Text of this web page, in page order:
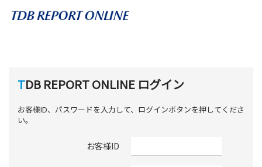
TDB REPORT ONLINE ログイン
お客様ID、パスワードを入力して、ログインボタンを押してくださ
い。
お客様ID